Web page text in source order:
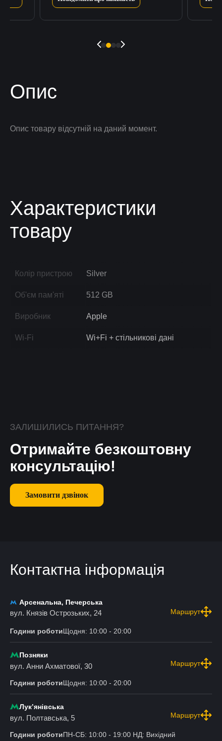
Опис
Опис товару відсутній на даний момент.
Характеристики
товару
Колір пристрою Silver
Об'єм пам'яті 512 GB
Виробник Apple
Wi-Fi Wi+Fi + стільникові дані
ЗАЛИШИЛИСЬ ПИТАННЯ?
Отримайте безкоштовну
консультацію!
Замовити дзвінок
Контактна інформація
Арсенальна, Печерська
вул. Князів Острозьких, 24 Маршрут
Години роботиЩодня: 10:00 - 20:00
Позняки
вул. Анни Ахматової, 30 Маршрут
Години роботиЩодня: 10:00 - 20:00
Лукʼянівська
вул. Полтавська, 5 Маршрут
Години роботиПН-СБ: 10:00 - 19:00 НД: Вихідний